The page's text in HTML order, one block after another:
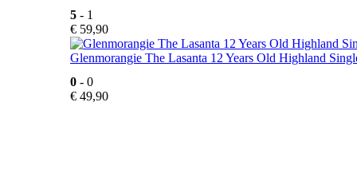
5 - 1
€ 59,90
Glenmorangie The Lasanta 12 Years Old Highland
0 - 0
€ 49,90